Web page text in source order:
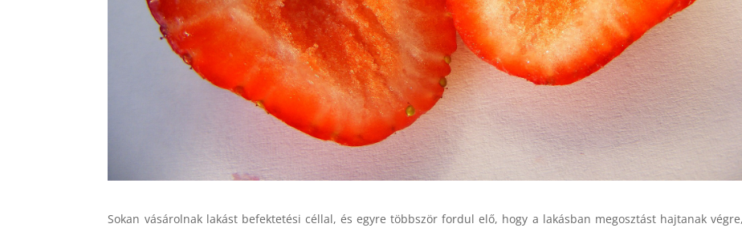
Sokan vásárolnak lakást befektetési céllal, és egyre többször fordul elő, hogy a lakásban megosztást hajtanak végre,